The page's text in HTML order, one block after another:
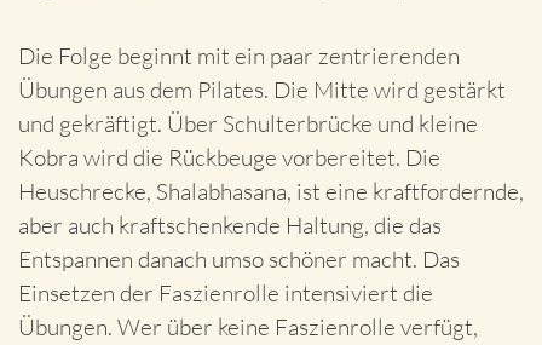
Die Folge beginnt mit ein paar zentrierenden
Übungen aus dem Pilates. Die Mitte wird gestärkt
und gekräftigt. Über Schulterbrücke und kleine
Kobra wird die Rückbeuge vorbereitet. Die
Heuschrecke, Shalabhasana, ist eine kraftfordernde,
aber auch kraftschenkende Haltung, die das
Entspannen danach umso schöner macht. Das
Einsetzen der Faszienrolle intensiviert die
Übungen. Wer über keine Faszienrolle verfügt,